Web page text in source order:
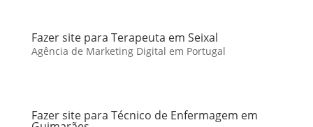
Fazer site para Terapeuta em Seixal
Agência de Marketing Digital em Portugal
Fazer site para Técnico de Enfermagem em